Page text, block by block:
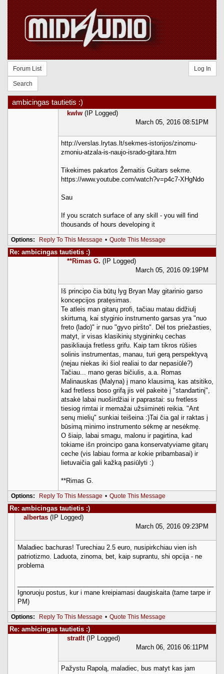
Forum List
Search
Log In
ambicingas tautietis :)
kwlw (IP Logged)
March 05, 2016 08:51PM
http://verslas.lrytas.lt/sekmes-istorijos/zinomu-
zmoniu-atzala-is-naujo-isrado-gitara.htm
Tikekimes pakartos Žemaitis Guitars sekme.
https://www.youtube.com/watch?v=p4c7-XHgNdo
Sau
If you scratch surface of any skill - you will find
thousands of hours developing it
Options: Reply To This Message • Quote This Message
Re: ambicingas tautietis :)
**Rimas G. (IP Logged)
March 05, 2016 09:19PM
Iš principo čia būtų lyg Bryan May gitarinio garso
koncepcijos pratęsimas.
Te atleis man gitarų profi, tačiau matau didžiulį
skirtumą, kai styginio instrumento garsas yra "nuo
freto (lado)" ir nuo "gyvo piršto". Dėl tos priežasties,
matyt, ir visas klasikinių stygininkų cechas
pasikliauja fretless grifu. Kaip tam tikros rūšies
solinis instrumentas, manau, turi gerą perspektyvą
(nejau niekas iki šiol realiai to dar nepasiūlė?)
Tačiau... mano geras bičiulis, a.a. Romas
Malinauskas (Malyna) į mano klausimą, kas atsitiko,
kad fretless boso grifą jis vėl pakeitė į "standartinį",
atsakė labai nuoširdžiai ir paprastai: su fretless
tiesiog rimtai ir memažai užsiiminėti reikia. "Ant
senų mielių" sunkiai teišeina :)Tai čia gal ir raktas į
būsimą minimo instrumento sėkmę ar nesėkmę.
O šiaip, labai smagu, malonu ir pagirtina, kad
tokiame išn proincipo gana konservatyviame gitarų
ceche (vis labiau forma ar kokie pribambasai) ir
lietuvaičia gali kažką pasiūlyti :)
**Rimas G.
Options: Reply To This Message • Quote This Message
Re: ambicingas tautietis :)
albertas (IP Logged)
March 05, 2016 09:23PM
Maladiec bachuras! Turechiau 2.5 euro, nusipirkchiau vien ish
patriotizmo. Laduota, zinoma, bet, kaip suprantu, shi opcija - ne
problema
Ignoruoju postus, kur i mane kreipiamasi daugiskaita (tame tarpe ir
PM)
Options: Reply To This Message • Quote This Message
Re: ambicingas tautietis :)
stratlt (IP Logged)
March 06, 2016 06:11PM
Pažystu Rapolą, maladiec, bus matyt kas jam